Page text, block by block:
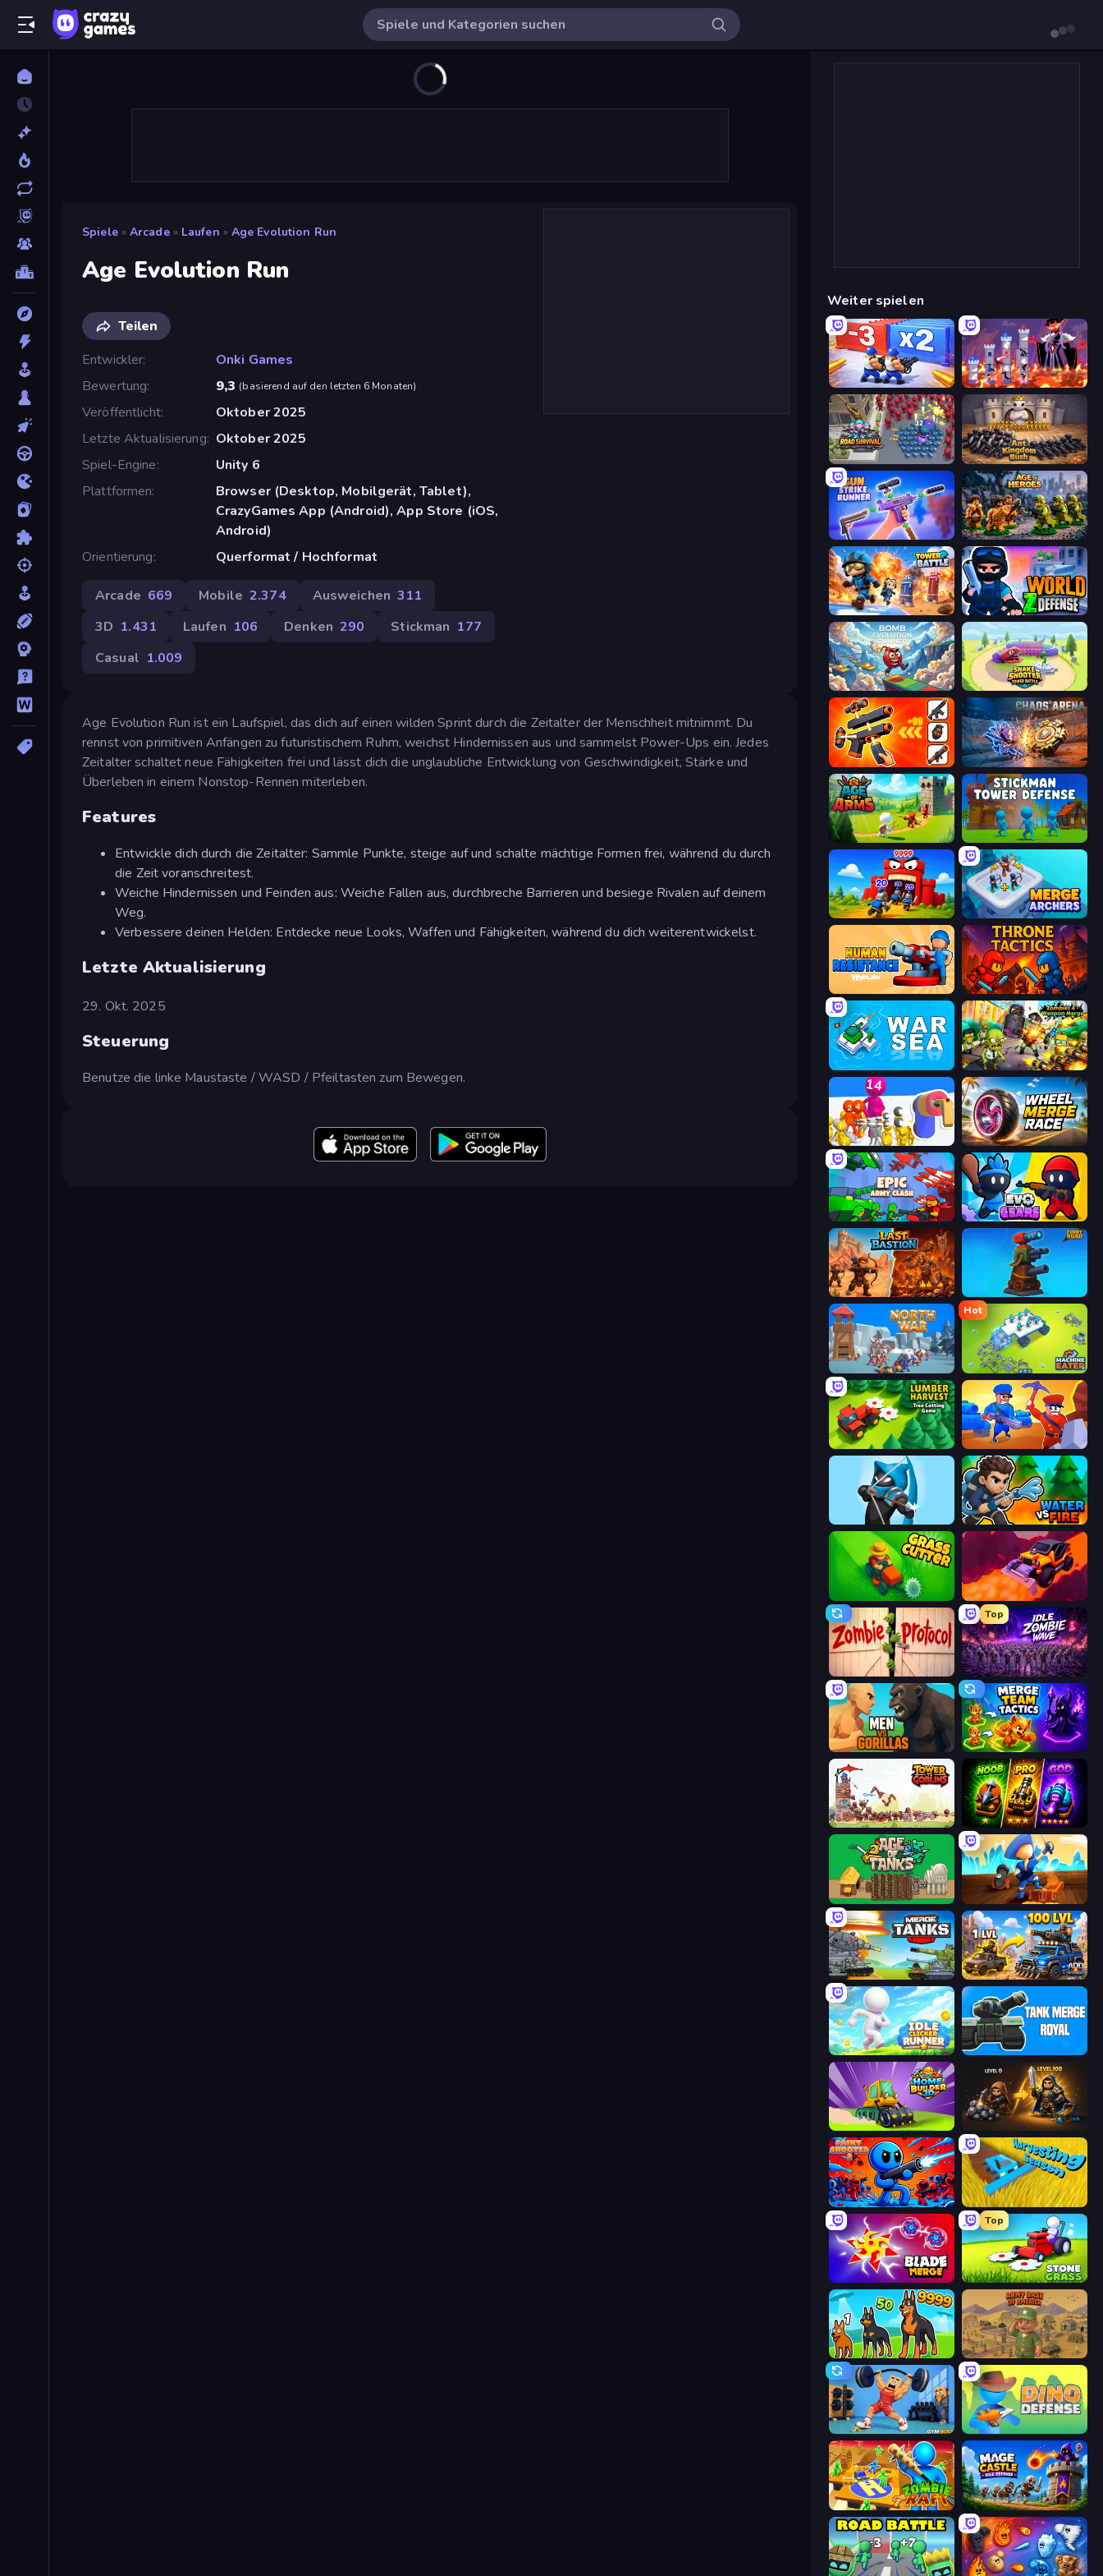
Spiele » Arcade » Laufen » Age Evolution Run
Age Evolution Run
Teilen
Entwickler
Onki Games
Bewertung
9,3 (basierend auf den letzten 6 Monaten)
Veröffentlicht
Oktober 2025
Letzte Aktualisierung Oktober 2025
Spiel-Engine
Unity 6
Plattformen
Browser (Desktop, Mobilgerät, Tablet),
CrazyGames App (Android), App Store (iOS,
Android)
Orientierung
Querformat / Hochformat
Arcade 669 Mobile 2.374 Ausweichen 311
3D 1.431 Laufen 106 Denken 290 Stickman 177
Casual 1.009
Age Evolution Run ist ein Laufspiel, das dich auf einen wilden Sprint durch die Zeitalter der Menschheit mitnimmt. Du
rennst von primitiven Anfängen zu futuristischem Ruhm, weichst Hindernissen aus und sammelst Power-Ups ein. Jedes
Zeitalter schaltet neue Fähigkeiten frei und lässt dich die unglaubliche Entwicklung von Geschwindigkeit, Stärke und
Überleben in einem Nonstop-Rennen miterleben.
Features
Entwickle dich durch die Zeitalter: Sammle Punkte, steige auf und schalte mächtige Formen frei, während du durch
die Zeit voranschreitest.
Weiche Hindernissen und Feinden aus: Weiche Fallen aus, durchbreche Barrieren und besiege Rivalen auf deinem
Weg.
Verbessere deinen Helden: Entdecke neue Looks, Waffen und Fähigkeiten, während du dich weiterentwickelst.
Letzte Aktualisierung
29. Okt. 2025
Steuerung
Benutze die linke Maustaste / WASD / Pfeiltasten zum Bewegen.
Weiter spielen
Battle Brigade Hero Castle War: Tower Attack
Road Survival Ant Kingdom Rush
Gun Strike Runner Age of Heroes
Tower Battle World Z Defense - Zombie Defense
Bomb Evolution Runner Snake Shooter: Tower Battle
Pew Pew Dose Chaos Arena
Age Of Arms
TimeWarriors Merge Archers
Human Resistance Throne Tactics
War Sea Zombies 4 Weapon Merge
Shot Blaster Wheel Merge Race
Epic Army Clash Evo Gears
Last Bastion Furry Road
North War
Hot
Machine Eater
Lumber Harvest: Tree Cutting Game Craft and Battle
Water vs Fire
Sand King
Zombie Protocol
Top
Idle Zombie Wave: Survivors
Men Vs Gorillas Merge Team Tactics
Tower vs Goblins Merge Survival
Age of Tanks Warriors: TD War Captains Idle
Merge Master Tanks: Tank Wars AOD - Art Of Defense
Idle Clicker Runner Tank Merge Royal
Home Builder 3D Gothic Story RPG
Paint Shooter Harvesting Season
Blade Merge
Top
Stone Grass: Mowing Simulator
Dogs vs Aliens Army Base Of America
Gym Boss Dino Defense
Zombie Raft Mage Castle Idle Defense